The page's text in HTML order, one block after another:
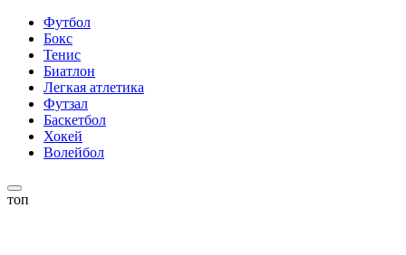
Футбол
Бокс
Тенис
Биатлон
Легкая атлетика
Футзал
Баскетбол
Хокей
Волейбол
топ